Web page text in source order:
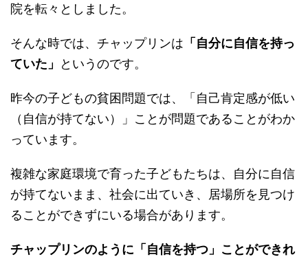
院を転々としました。
そんな時では、チャップリンは 「自分に自信を持っ
ていた」
というのです。
昨今の子どもの貧困問題では、「自己肯定感が低い
（自信が持てない）」ことが問題であることがわか
っています。
複雑な家庭環境で育った子どもたちは、自分に自信
が持てないまま、社会に出ていき、居場所を見つけ
ることができずにいる場合があります。
チャップリンのように「自信を持つ」ことができれ